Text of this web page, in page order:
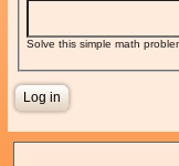
Solve this simple math